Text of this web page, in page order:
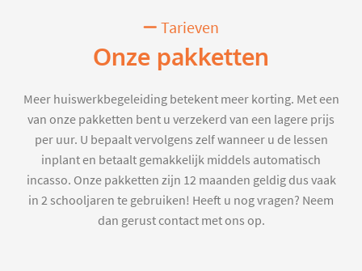
Tarieven
Onze pakketten
Meer huiswerkbegeleiding betekent meer korting. Met een
van onze pakketten bent u verzekerd van een lagere prijs
per uur. U bepaalt vervolgens zelf wanneer u de lessen
inplant en betaalt gemakkelijk middels automatisch
incasso. Onze pakketten zijn 12 maanden geldig dus vaak
in 2 schooljaren te gebruiken! Heeft u nog vragen? Neem
dan gerust contact met ons op.